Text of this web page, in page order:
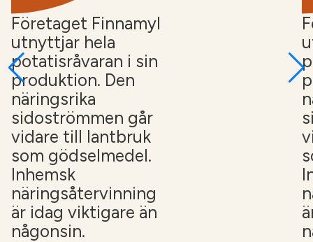
Företaget Finnamyl
utnyttjar hela
potatisråvaran i sin
produktion. Den
näringsrika
sidoströmmen går
vidare till lantbruk
som gödselmedel.
Inhemsk
näringsåtervinning
är idag viktigare än
någonsin.